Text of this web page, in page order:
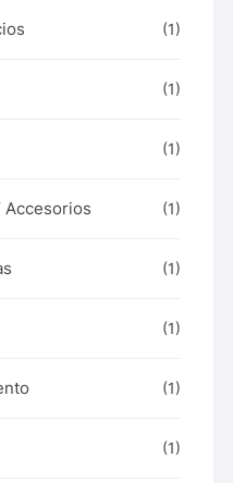
(1)
(1)
(1)
Accesorios (1)
(1)
(1)
(1)
(1)